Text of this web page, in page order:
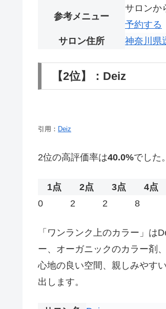
参考メニュー
サロンか
予約する
サロン住所
神奈川県
【2位】：Deiz
引用： Deiz
2位の高評価率は40.0%でした。
1点 2点 3点 4点
0 2 2 8
「ワンランク上のカラー」は
ー、オーガニックのカラー剤
心地の良い空間、親しみやす
出します。